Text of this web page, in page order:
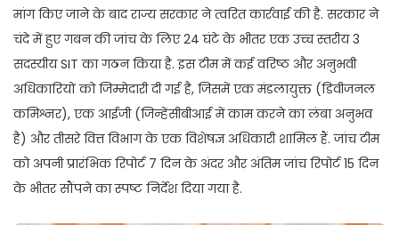
मांग किए जाने के बाद राज्य सरकार ने त्वरित कार्रवाई की है. सरकार ने
चंदे में हुए गबन की जांच के लिए 24 घंटे के भीतर एक उच्च स्तरीय 3
सदस्यीय SIT का गठन किया है. इस टीम में कई वरिष्ठ और अनुभवी
अधिकारियों को जिम्मेदारी दी गई है, जिसमें एक मंडलायुक्त (डिवीजनल
कमिश्नर), एक आईजी (जिन्हेंसीबीआई में काम करने का लंबा अनुभव
है) और तीसरे वित्त विभाग के एक विशेषज्ञ अधिकारी शामिल हैं. जांच टीम
को अपनी प्रारंभिक रिपोर्ट 7 दिन के अंदर और अंतिम जांच रिपोर्ट 15 दिन
के भीतर सौंपने का स्पष्ट निर्देश दिया गया है.